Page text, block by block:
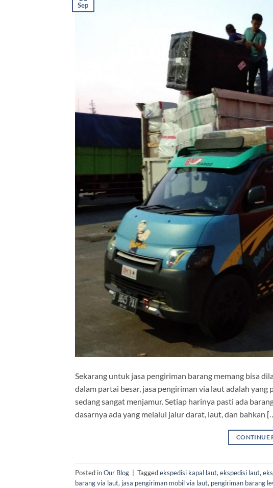
Sep
Sekarang untuk jasa pengiriman barang memang bisa
dalam partai besar, jasa pengiriman via laut adalah
sedang sangat menjamur. Setiap harinya pasti ada
dasarnya ada yang melalui jalur darat, laut, dan bahkan
CONTINUE
Posted inOur Blog Taggedekspedisi kapal laut, ekspedisi laut,
barang via laut, jasa pengiriman mobil via laut, pengiriman barang